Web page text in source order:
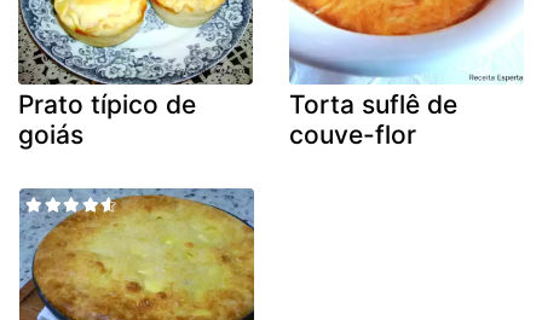
Prato típico de
goiás
Torta suflê de
couve-flor